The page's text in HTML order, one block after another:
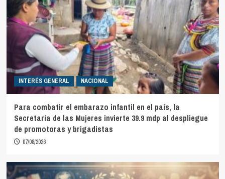
INTERÉS GENERAL NACIONAL
Para combatir el embarazo infantil en el país, la
Secretaría de las Mujeres invierte 39.9 mdp al despliegue
de promotoras y brigadistas
07/08/2026